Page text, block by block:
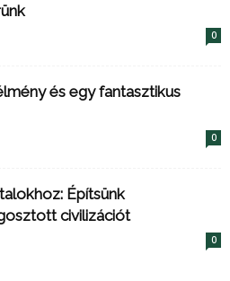
0
és egy fantasztikus
0
Építsünk
civilizációt
0